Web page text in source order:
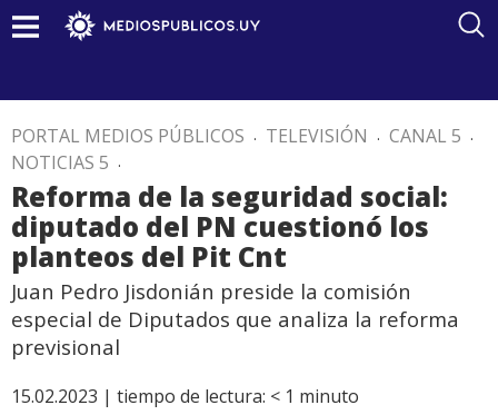
PORTAL MEDIOS PÚBLICOS . TELEVISIÓN . CANAL 5 .
NOTICIAS 5 .
Reforma de la seguridad social:
diputado del PN cuestionó los
planteos del Pit Cnt
Juan Pedro Jisdonián preside la comisión
especial de Diputados que analiza la reforma
previsional
15.02.2023 | tiempo de lectura: < 1 minuto